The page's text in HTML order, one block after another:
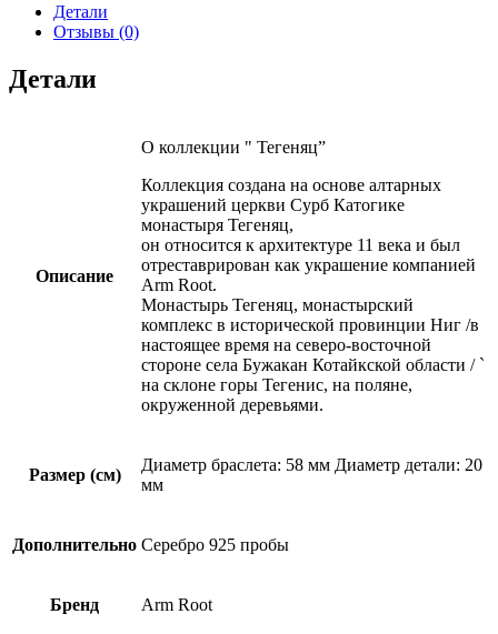
Детали
Отзывы (0)
Детали
Описание
О коллекции " Тегеняц”
Коллекция создана на основе алтарных
украшений церкви Сурб Катогике
монастыря Тегеняц,
он относится к архитектуре 11 века и был
отреставрирован как украшение компанией
Arm Root.
Монастырь Тегеняц, монастырский
комплекс в исторической провинции Ниг /в
настоящее время на северо-восточной
стороне села Бужакан Котайкской области / `
на склоне горы Тегенис, на поляне,
окруженной деревьями.
Размер (см)
Диаметр браслета: 58 мм Диаметр детали: 20
мм
Дополнительно Серебро 925 пробы
Бренд Arm Root